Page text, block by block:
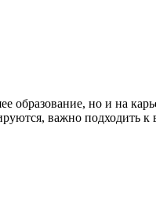
образование, но и на
важно подходить к